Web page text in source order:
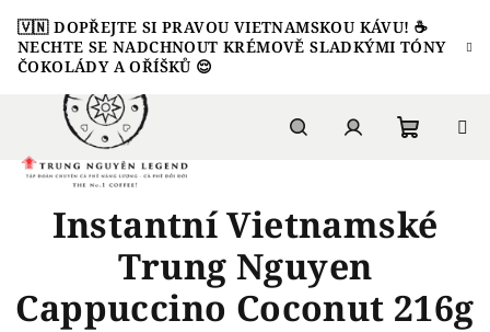
na
obsah
🇻🇳 DOPŘEJTE SI PRAVOU VIETNAMSKOU KÁVU! ☕️
NECHTE SE NADCHNOUT KRÉMOVĚ SLADKÝMI TÓNY
ČOKOLÁDY A OŘÍŠKŮ 😌
košík
Instantní Vietnamské
Trung Nguyen
Cappuccino Coconut 216g